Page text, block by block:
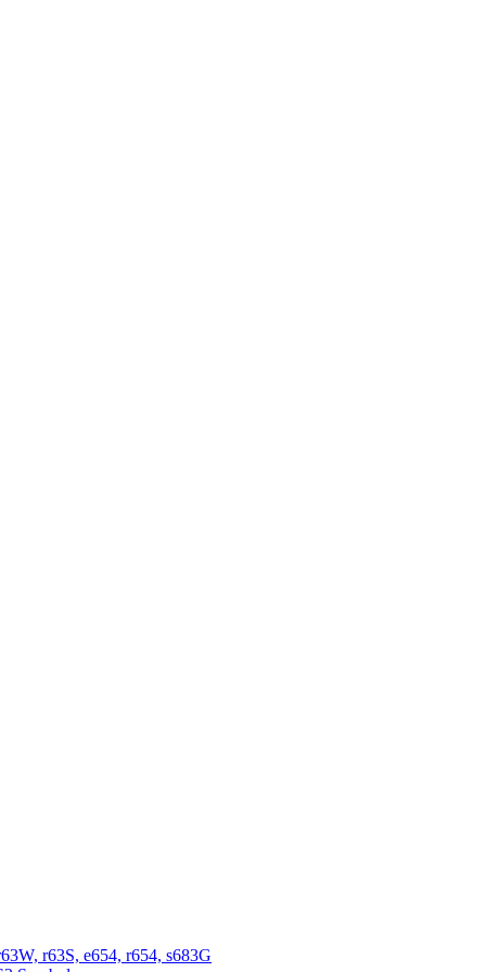
r63S, e654, r654, s683G